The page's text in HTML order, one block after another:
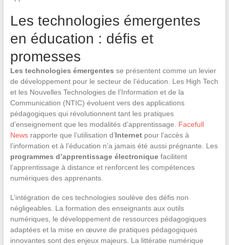
Les technologies émergentes
en éducation : défis et
promesses
Les technologies émergentes se présentent comme un levier
de développement pour le secteur de l’éducation. Les High Tech
et les Nouvelles Technologies de l’Information et de la
Communication (NTIC) évoluent vers des applications
pédagogiques qui révolutionnent tant les pratiques
d’enseignement que les modalités d’apprentissage. Facefull
Newsrapporte que l’utilisation d’Internetpour l’accès à
l’information et à l’éducation n’a jamais été aussi prégnante. Les
programmes d’apprentissage électroniquefacilitent
l’apprentissage à distance et renforcent les compétences
numériques des apprenants.
L’intégration de ces technologies soulève des défis non
négligeables. La formation des enseignants aux outils
numériques, le développement de ressources pédagogiques
adaptées et la mise en œuvre de pratiques pédagogiques
innovantes sont des enjeux majeurs. La littératie numérique